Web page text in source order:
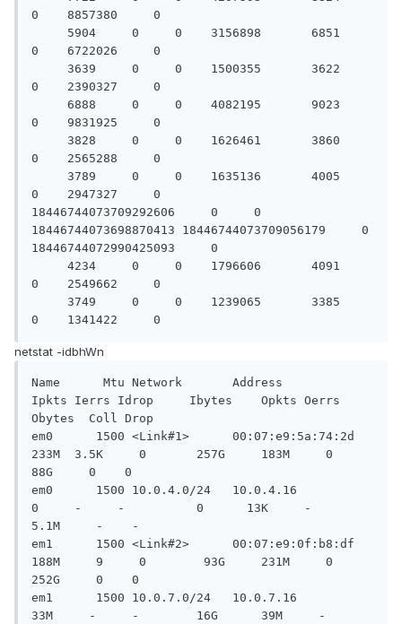
0    8857380     0
0    6722026     0
0    2390327     0
0    9831925     0
0    2565288     0
0    2947327     0
18446744073709292606     0     0
18446744073698870413 18446744073709056179     0
18446744072990425093     0
0    2549662     0
netstat -idbhWn
Name      Mtu Network       Address
Ipkts Ierrs Idrop     Ibytes    Opkts Oerrs
Obytes  Coll Drop
em0      1500 <Link#1>      00:07:e9:5a:74:2d
233M  3.5K     0       257G     183M     0
88G     0    0
em0      1500 10.0.4.0/24   10.0.4.16
0     -     -          0      13K     -
5.1M     -    -
em1      1500 <Link#2>      00:07:e9:0f:b8:df
188M     9     0        93G     231M     0
252G     0    0
em1      1500 10.0.7.0/24   10.0.7.16
33M     -     -        16G      39M     -